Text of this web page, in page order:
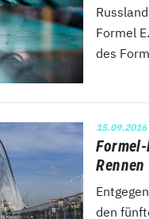
Formel
des
Rennen
den